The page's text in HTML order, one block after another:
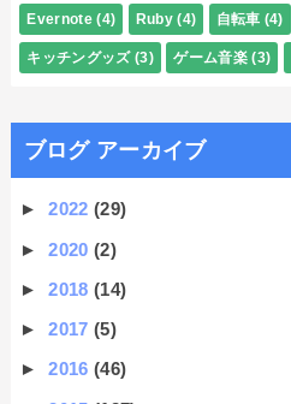
Evernote (4) Ruby (4) 自転車 (4)
キッチングッズ (3) ゲーム音楽 (3)
ブログ アーカイブ
►2022(29)
►2020(2)
►2018(14)
►2017(5)
►2016(46)